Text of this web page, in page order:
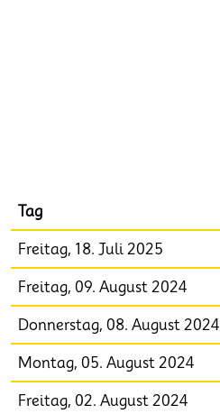
Tag
Freitag, 18. Juli 2025
Freitag, 09. August 2024
Donnerstag, 08. August 2024
Montag, 05. August 2024
Freitag, 02. August 2024